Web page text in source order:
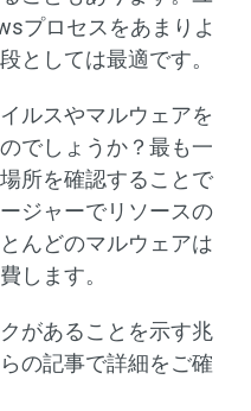
プロセスをあまりよ
としては最適です。
ルスやマルウェアを
でしょうか？最も一
所を確認することで
ジャーでリソースの
んどのマルウェアは
します。
があることを示す兆
の記事で詳細をご確